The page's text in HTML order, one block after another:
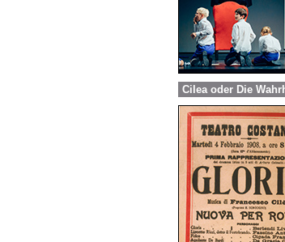
Cilea oder Die